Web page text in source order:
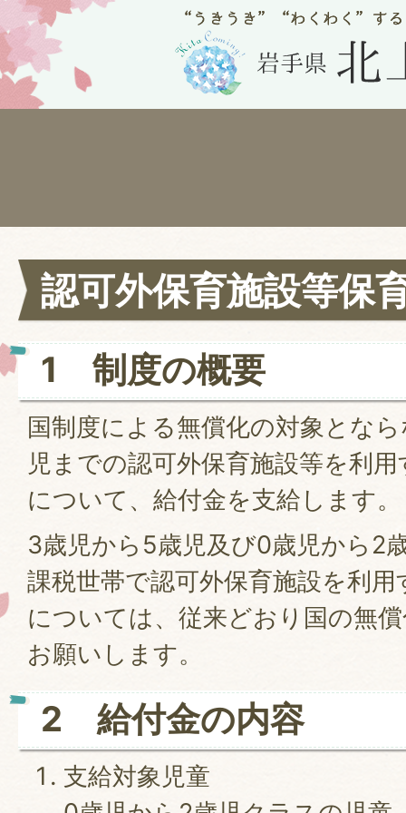
認可外保育施設等保
1 制度の概要
国制度による無償化の対象とな
児までの認可外保育施設等を利
について、給付金を支給します。
3歳児から5歳児及び0歳児から2
課税世帯で認可外保育施設を利
については、従来どおり国の無
お願いします。
2 給付金の内容
支給対象児童